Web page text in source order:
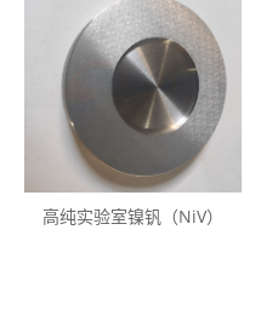
高纯实验室镍钒（NiV）